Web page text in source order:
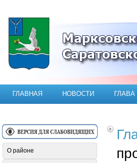
Официальный сайт
ГЛАВНАЯ НОВОСТИ
О районе